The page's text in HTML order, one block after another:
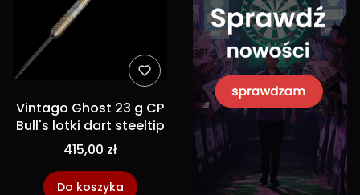
Vintago Ghost 23 g CP
Bull's lotki dart steeltip
415,00 zł
Do koszyka